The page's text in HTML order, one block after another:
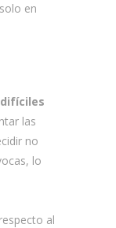
en
las
no
lo
al